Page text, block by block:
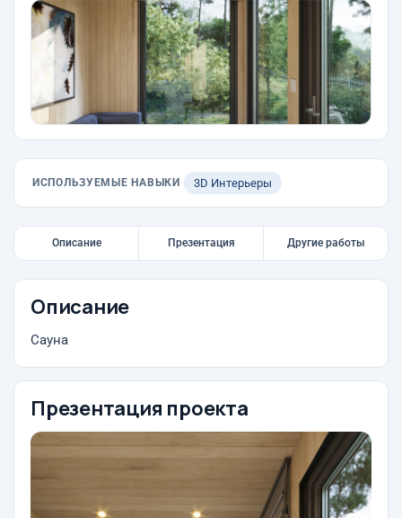
ИСПОЛЬЗУЕМЫЕ НАВЫКИ 3D Интерьеры
Описание Презентация Другие работы
Описание
Сауна
Презентация проекта